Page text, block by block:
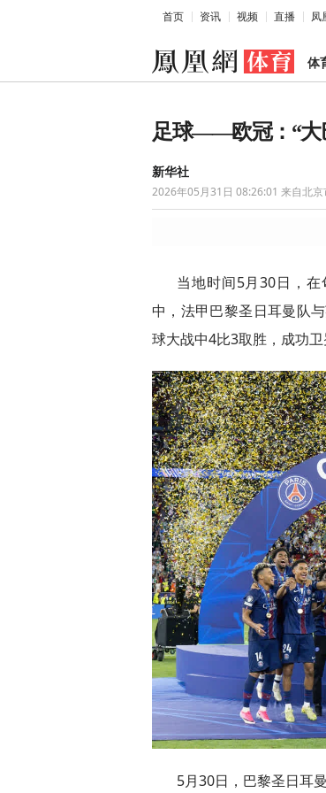
首页 资讯 视频 直播 凤
体
足球——欧冠：“大
新华社
2026年05月31日 08:26:01 来自北京
当地时间5月30日，
中，法甲巴黎圣日耳曼队
球大战中4比3取胜，成功卫
5月30日，巴黎圣日耳